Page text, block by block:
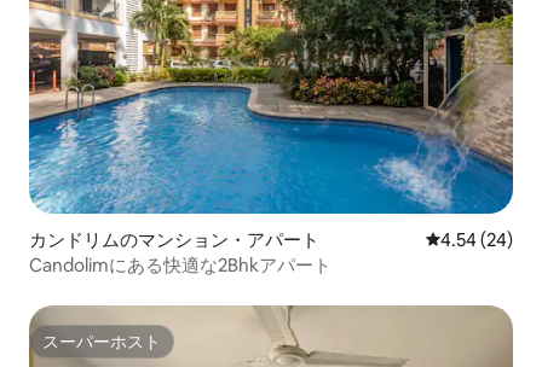
カンドリムのマンション・アパート レビュー24
4.54 (24)
Candolimにある快適な2Bhkアパート
スーパーホスト
スーパーホスト